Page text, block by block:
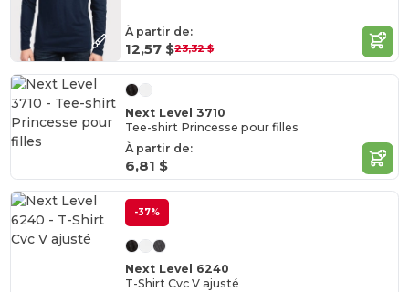
À partir de:
12,57 $23,32 $
Next Level 3710
Tee-shirt Princesse pour filles
À partir de:
6,81 $
-37%
Next Level 6240
T-Shirt Cvc V ajusté